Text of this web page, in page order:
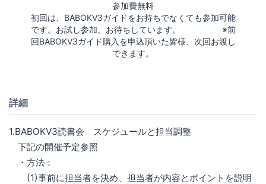
参加費無料
初回は、BABOKV3ガイドをお持ちでなくても参加可能
です。お試し参加、お待ちしています。 ※前
回BABOKV3ガイド購入を申込頂いた皆様、次回お渡し
できます。
詳細
1.BABOKV3読書会 スケジュールと担当調整
下記の開催予定参照
・方法：
(1)事前に担当者を決め、担当者が内容とポイントを説明